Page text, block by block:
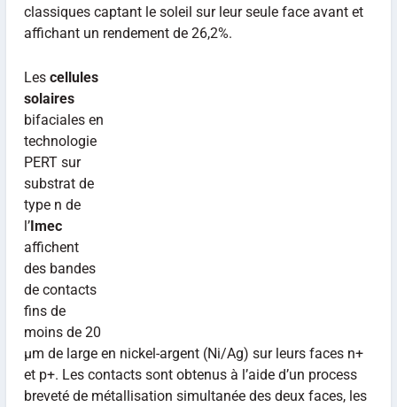
classiques captant le soleil sur leur seule face avant et
affichant un rendement de 26,2%.
Les cellules
solaires
bifaciales en
technologie
PERT sur
substrat de
type n de
l’Imec
affichent
des bandes
de contacts
fins de
moins de 20
µm de large en nickel-argent (Ni/Ag) sur leurs faces n+
et p+. Les contacts sont obtenus à l’aide d’un process
breveté de métallisation simultanée des deux faces, les